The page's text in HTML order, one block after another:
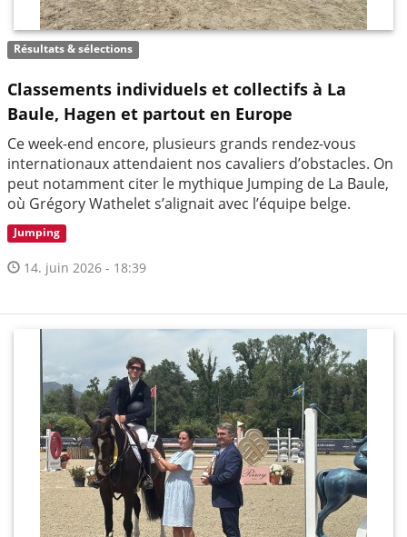
Résultats & sélections
Classements individuels et collectifs à La
Baule, Hagen et partout en Europe
Ce week-end encore, plusieurs grands rendez-vous
internationaux attendaient nos cavaliers d’obstacles. On
peut notamment citer le mythique Jumping de La Baule,
où Grégory Wathelet s’alignait avec l’équipe belge.
Jumping
14. juin 2026 - 18:39